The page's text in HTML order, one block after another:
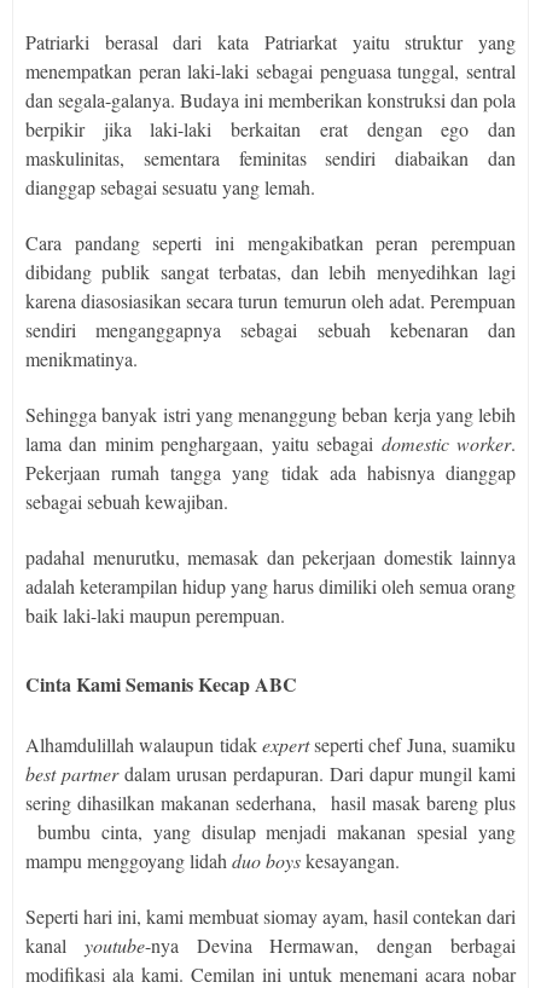
Patriarki berasal dari kata Patriarkat yaitu struktur yang
menempatkan peran laki-laki sebagai penguasa tunggal, sentral
dan segala-galanya. Budaya ini memberikan konstruksi dan pola
berpikir jika laki-laki berkaitan erat dengan ego dan
maskulinitas, sementara feminitas sendiri diabaikan dan
dianggap sebagai sesuatu yang lemah.
Cara pandang seperti ini mengakibatkan peran perempuan
dibidang publik sangat terbatas, dan lebih menyedihkan lagi
karena diasosiasikan secara turun temurun oleh adat. Perempuan
sendiri menganggapnya sebagai sebuah kebenaran dan
menikmatinya.
Sehingga banyak istri yang menanggung beban kerja yang lebih
lama dan minim penghargaan, yaitu sebagai domestic worker.
Pekerjaan rumah tangga yang tidak ada habisnya dianggap
sebagai sebuah kewajiban.
padahal menurutku, memasak dan pekerjaan domestik lainnya
adalah keterampilan hidup yang harus dimiliki oleh semua orang
baik laki-laki maupun perempuan.
Cinta Kami Semanis Kecap ABC
Alhamdulillah walaupun tidakexpertseperti chef Juna, suamiku
best partnerdalam urusan perdapuran. Dari dapur mungil kami
sering dihasilkan makanan sederhana,
hasil masak bareng plus
bumbu cinta, yang disulap menjadi makanan spesial yang
mampu menggoyang lidah duo boyskesayangan.
Seperti hari ini, kami membuat siomay ayam, hasil contekan dari
kanal youtube-nya Devina Hermawan, dengan berbagai
modifikasi ala kami. Cemilan ini untuk menemani acara nobar